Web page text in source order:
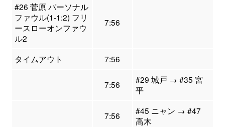
#26 菅原 パーソナル
ファウル(1-1:2) フリ
ースローオンファウ
ル2
7:56
タイムアウト 7:56
7:56
#29 城戸 → #35 宮
平
7:56
#45 ニャン → #47
高木